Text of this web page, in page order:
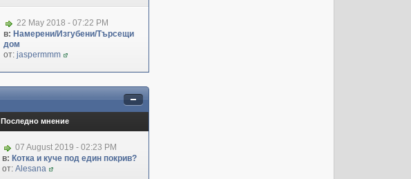
22 May 2018 - 07:22 PM
в: Намерени/Изгубени/Търсещи
дом
от: jaspermmm
Последно мнение
07 August 2019 - 02:23 PM
в: Котка и куче под един покрив?
от: Alesana